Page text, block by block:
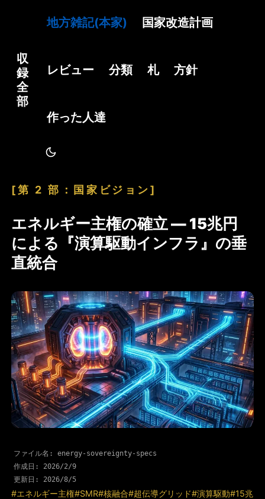
収
録
全
部
地方雑記(本家) 国家改造計画
レビュー 分類 札 方針
作った人達
[第 2 部：国家ビジョン]
エネルギー主権の確立 ― 15兆円
による『演算駆動インフラ』の垂
直統合
ファイル名: energy-sovereignty-specs
作成日: 2026/2/9
更新日: 2026/8/5
#エネルギー主権#SMR#核融合#超伝導グリッド#演算駆動#15兆